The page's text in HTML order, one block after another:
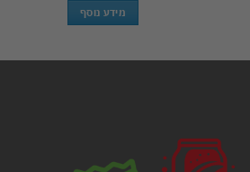
מידע נוסף